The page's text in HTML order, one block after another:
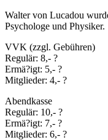
Walter von Lucadou
Psychologe und Physiker.
VVK (zzgl. Gebühren)
Regulär: 8,- ?
Ermä?igt: 5,- ?
Mitglieder: 4,- ?
Abendkasse
Regulär: 10,- ?
Ermä?igt: 7,- ?
Mitglieder: 6,- ?